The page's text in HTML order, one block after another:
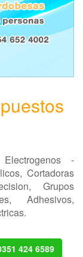
-
Cortadoras
Grupos
Adhesivos,
424 6589